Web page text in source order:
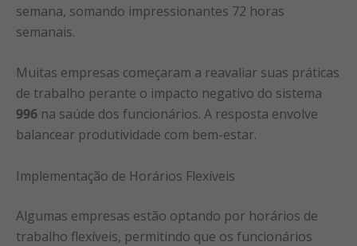
semana, somando impressionantes 72 horas
semanais.
Muitas empresas começaram a reavaliar suas práticas
de trabalho perante o impacto negativo do sistema
996 na saúde dos funcionários. A resposta envolve
balancear produtividade com bem-estar.
Implementação de Horários Flexíveis
Algumas empresas estão optando por horários de
trabalho flexíveis, permitindo que os funcionários